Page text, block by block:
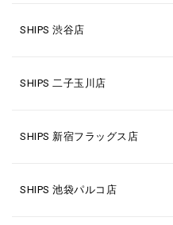
SHIPS 渋谷店
SHIPS 二子玉川店
SHIPS 新宿フラッグス店
SHIPS 池袋パルコ店